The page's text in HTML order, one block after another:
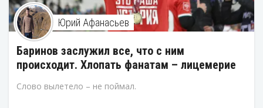
Юрий Афанасьев
Баринов заслужил все, что с ним
происходит. Хлопать фанатам – лицемерие
Слово вылетело – не поймал.